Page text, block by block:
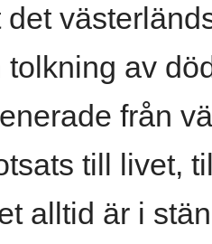
det
tolkning av
från
till livet,
alltid är i